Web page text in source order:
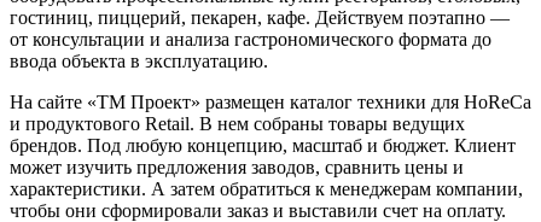
гостиниц, пиццерий, пекарен, кафе. Действуем поэтапно —
от консультации и анализа гастрономического формата до
ввода объекта в эксплуатацию.
На сайте «ТМ Проект» размещен каталог техники для HoReCa
и продуктового Retail. В нем собраны товары ведущих
брендов. Под любую концепцию, масштаб и бюджет. Клиент
может изучить предложения заводов, сравнить цены и
характеристики. А затем обратиться к менеджерам компании,
чтобы они сформировали заказ и выставили счет на оплату.